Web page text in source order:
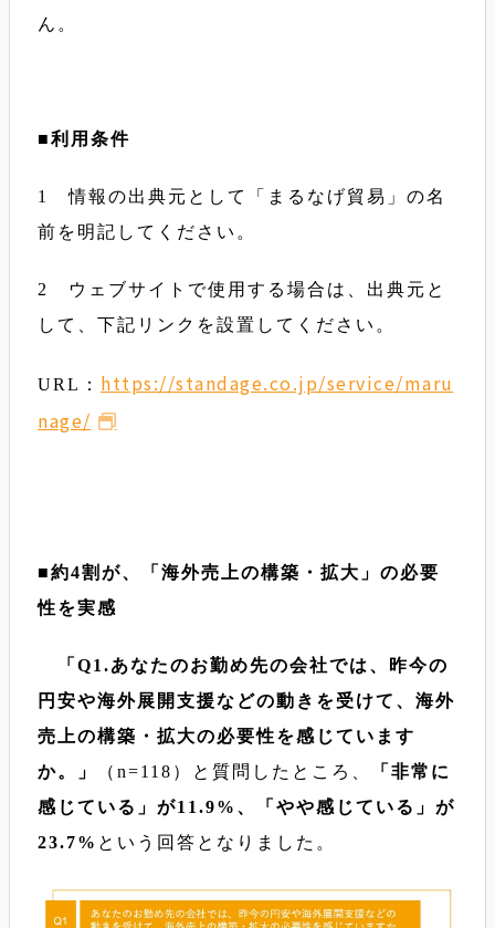
ん。
■利用条件
1 情報の出典元として「まるなげ貿易」の名
前を明記してください。
2 ウェブサイトで使用する場合は、出典元と
して、下記リンクを設置してください。
URL： https://standage.co.jp/service/maru
nage/
■約4割が、「海外売上の構築・拡大」の必要
性を実感
「Q1.あなたのお勤め先の会社では、昨今の
円安や海外展開支援などの動きを受けて、海外
売上の構築・拡大の必要性を感じています
か。」
（n=118）と質問したところ、
「非常に
感じている」が11.9%、「やや感じている」が
23.7% という回答となりました。